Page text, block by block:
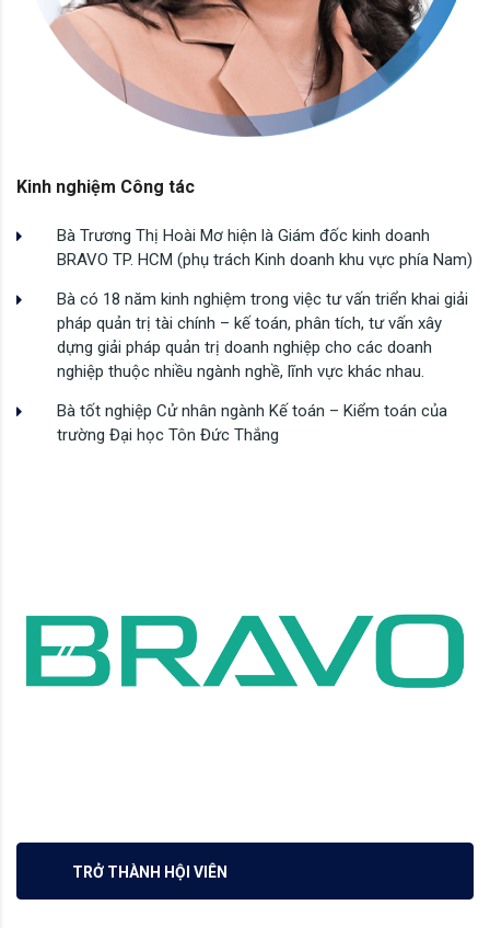
Kinh nghiệm Công tác
Bà Trương Thị Hoài Mơ hiện là Giám đốc kinh doanh
BRAVO TP. HCM (phụ trách Kinh doanh khu vực phía Nam)
Bà có 18 năm kinh nghiệm trong việc tư vấn triển khai giải
pháp quản trị tài chính – kế toán, phân tích, tư vấn xây
dựng giải pháp quản trị doanh nghiệp cho các doanh
nghiệp thuộc nhiều ngành nghề, lĩnh vực khác nhau.
Bà tốt nghiệp Cử nhân ngành Kế toán – Kiểm toán của
trường Đại học Tôn Đức Thắng
TRỞ THÀNH HỘI VIÊN